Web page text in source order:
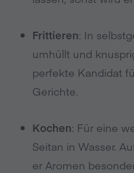
Frittieren: In
umhüllt und
perfekte Kandidat
Gerichte.
Kochen: Für eine
Seitan in Wasser.
er Aromen